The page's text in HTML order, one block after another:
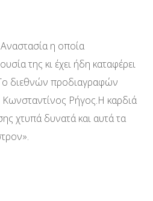
η οποία
της κι έχει ήδη καταφέρει
διεθνών προδιαγραφών
Κωνσταντίνος Ρήγος.Η καρδιά
χτυπά δυνατά και αυτά τα